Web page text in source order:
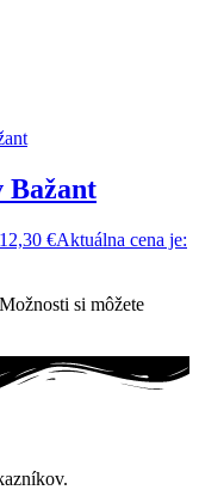
Bažant
12,30 €Aktuálna cena je:
si môžete